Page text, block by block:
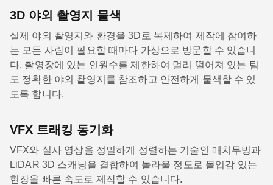
3D 야외 촬영지 물색
실제 야외 촬영지와 환경을 3D로 복제하여 제작에 참여하
는 모든 사람이 필요할 때마다 가상으로 방문할 수 있습니
다. 촬영장에 있는 인원수를 제한하여 멀리 떨어져 있는 팀
도 정확한 야외 촬영지를 참조하고 안전하게 물색할 수 있
도록 합니다.
VFX 트래킹 동기화
VFX와 실사 영상을 정밀하게 정렬하는 기술인 매치무빙과
LiDAR 3D 스캐닝을 결합하여 놀라울 정도로 몰입감 있는
현장을 빠른 속도로 제작할 수 있습니다.